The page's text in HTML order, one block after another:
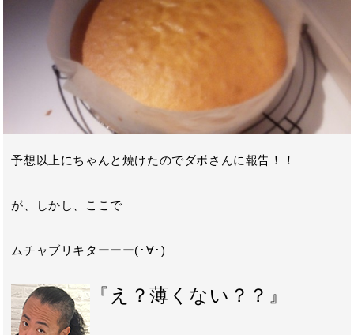
予想以上にちゃんと焼けたのでダボさんに報告！！
が、しかし、ここで
ムチャブリキターーー(･∀･)
『え？薄くない？？』